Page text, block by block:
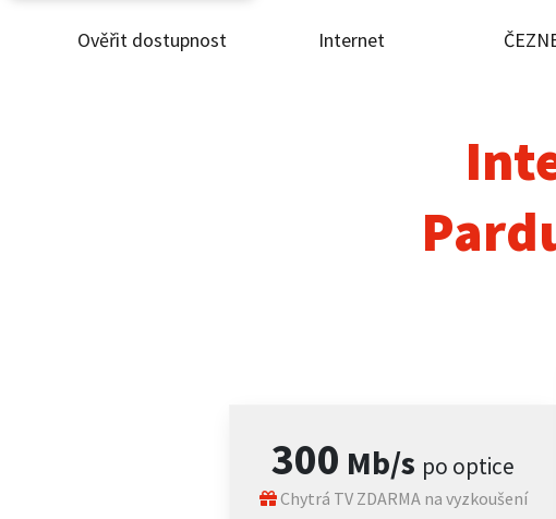
Ověřit dostupnost Internet
Internet
Podpora
300 Mb/s po optice
Chytrá TV ZDARMA na vyzkoušení